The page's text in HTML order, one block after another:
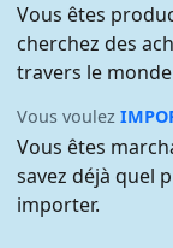
Vous êtes
cherchez des
travers le
Vous voulez
Vous êtes
savez déjà quel
importer.